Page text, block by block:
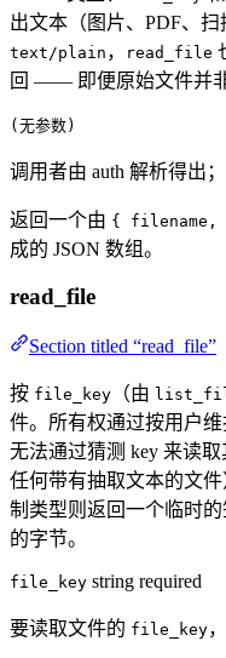
出文本（图片、PDF、
text/plain ， read_file
回 —— 即便原始文件并
(无参数)
调用者由 auth 解析得出
返回一个由 { filename,
成的 JSON 数组。
read_file
Section titled “read_file”
按 file_key （由
件。所有权通过按用户
无法通过猜测 key 来读
任何带有抽取文本的文件
制类型则返回一个临时的
的字节。
file_key string required
要读取文件的 file_key